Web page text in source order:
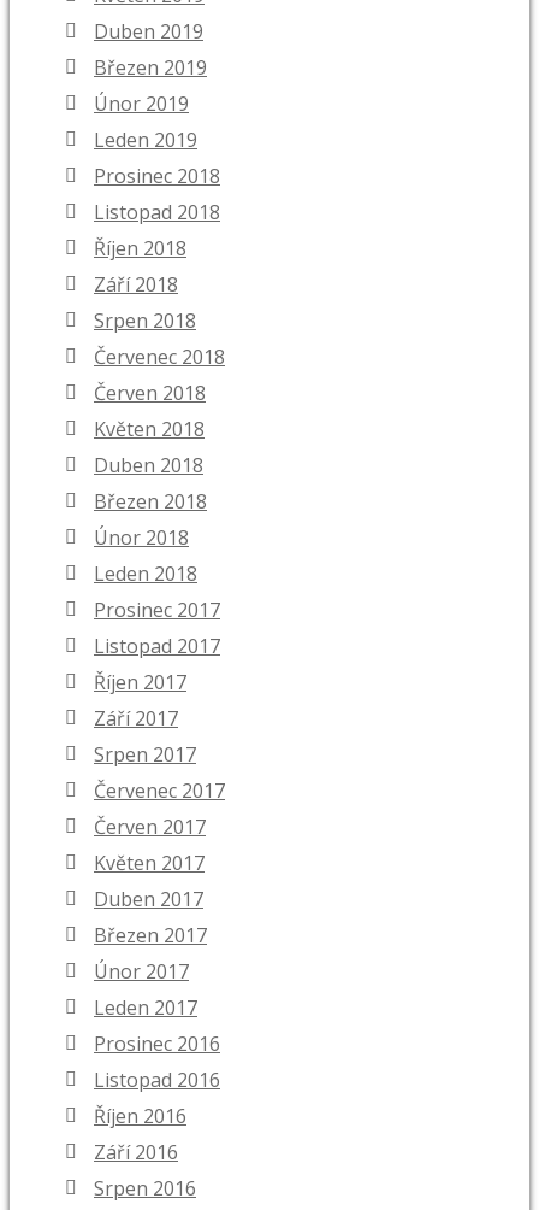
Duben 2019
Březen 2019
Únor 2019
Leden 2019
Prosinec 2018
Listopad 2018
Říjen 2018
Září 2018
Srpen 2018
Červenec 2018
Červen 2018
Květen 2018
Duben 2018
Březen 2018
Únor 2018
Leden 2018
Prosinec 2017
Listopad 2017
Říjen 2017
Září 2017
Srpen 2017
Červenec 2017
Červen 2017
Květen 2017
Duben 2017
Březen 2017
Únor 2017
Leden 2017
Prosinec 2016
Listopad 2016
Říjen 2016
Září 2016
Srpen 2016